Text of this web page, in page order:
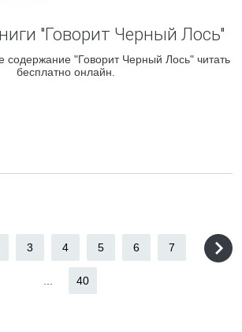
"Говорит Черный Лось"
содержание "Говорит Черный Лось" читать
бесплатно онлайн.
3 4 5 6 7
40